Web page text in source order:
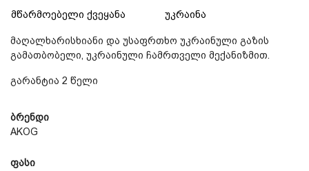
მწარმოებელი ქვეყანა უკრაინა
მაღალხარისხიანი და უსაფრთხო უკრაინული გაზის
გამათბობელი, უკრაინული ჩამრთველი მექანიზმით.
გარანტია 2 წელი
ბრენდი
AKOG
ფასი